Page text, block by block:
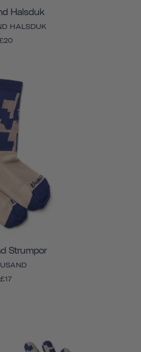
Halsduk
HALSDUK
Strumpor
£17